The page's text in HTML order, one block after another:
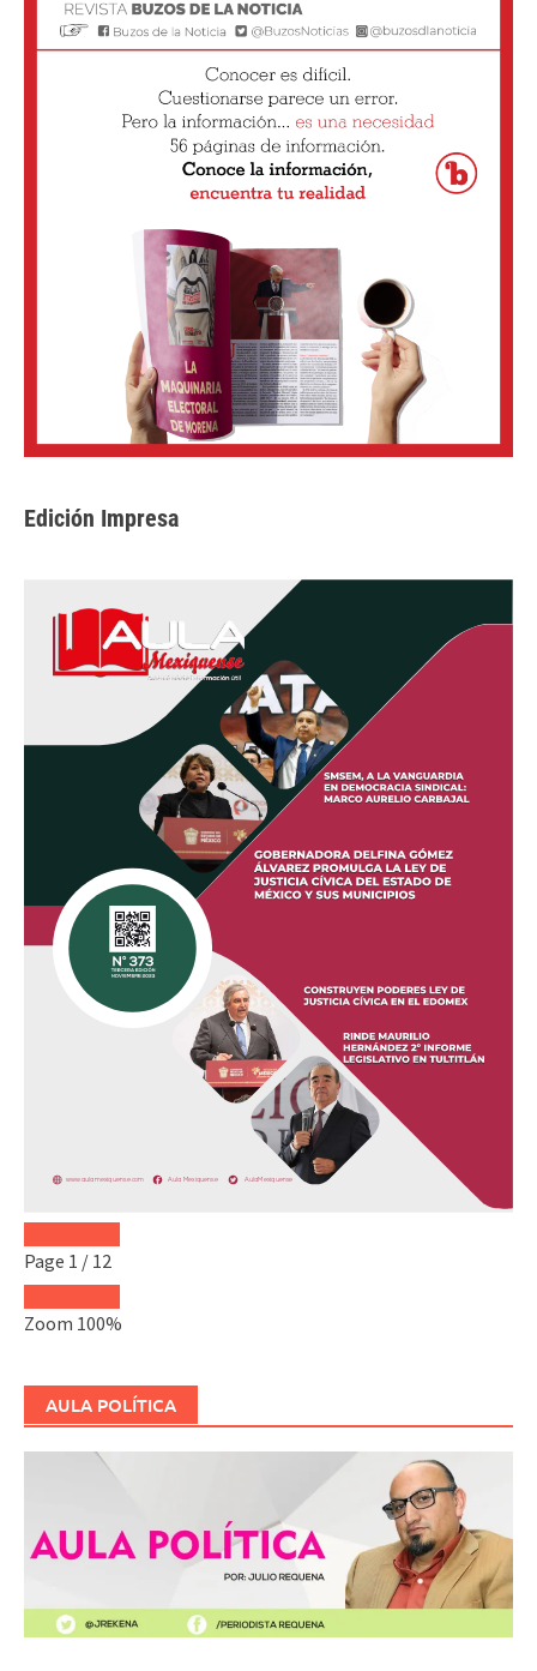
Edición Impresa
Page 1 / 12
Zoom 100%
AULA POLÍTICA